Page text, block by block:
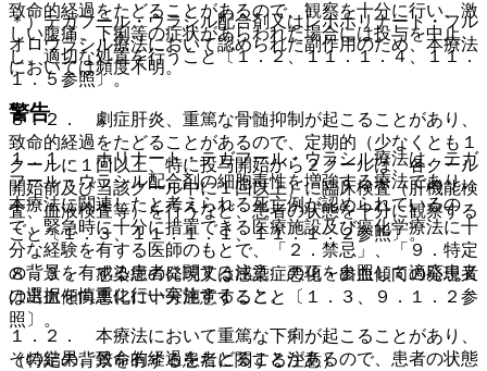
致命的経過をたどることがあるので、観察を十分に行い、激
しい腹痛、下痢等の症状があらわれた場合には投与を中止
し、適切な処置を行うこと〔１．２、１１．１．４、１１．
１．５参照〕。
８．２． 劇症肝炎、重篤な骨髄抑制が起こることがあり、
致命的経過をたどることがあるので、定期的（少なくとも１
クールに１回以上、特に投与開始から２クールは、各クール
開始前及び当該クール中に１回以上）に臨床検査（肝機能検
査、血液検査等）を行うなど、患者の状態を十分に観察する
こと〔１．３、１１．１．１、１１．１．２参照〕。
８．３． 感染症の発現又は感染症悪化・出血傾向の発現又
は出血傾向悪化に十分注意すること〔１．３、９．１．２参
照〕。
（特定の背景を有する患者に関する注意）
＊）テガフール・ウラシル配合剤又はレボホリナート・フル
オロウラシル療法において認められた副作用のため、本療法
においては頻度不明。
警告
１．１． ホリナート・テガフール・ウラシル療法は、テガ
フール・ウラシル配合剤の細胞毒性を増強する療法であり、
本療法に関連したと考えられる死亡例が認められているの
で、緊急時に十分に措置できる医療施設及び癌化学療法に十
分な経験を有する医師のもとで、「２．禁忌」、「９．特定
の背景を有する患者に関する注意」の項を参照して適応患者
の選択を慎重に行い実施すること。
１．２． 本療法において重篤な下痢が起こることがあり、
その結果、致命的経過をたどることがあるので、患者の状態